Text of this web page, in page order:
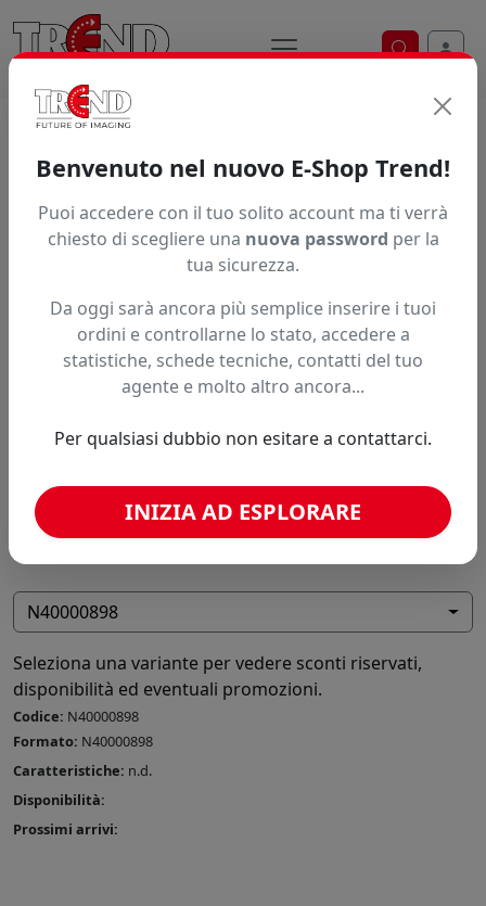
Ricerca
BROTHER T-LOCK
N40000898
Seleziona una variante per vedere sconti riservati,
disponibilità ed eventuali promozioni.
Codice: N40000898
Formato: N40000898
Caratteristiche: n.d.
Disponibilità:
Prossimi arrivi:
Benvenuto nel nuovo E-Shop Trend!
Puoi accedere con il tuo solito account ma ti verrà
chiesto di scegliere una nuova password per la
tua sicurezza.
Da oggi sarà ancora più semplice inserire i tuoi
ordini e controllarne lo stato, accedere a
statistiche, schede tecniche, contatti del tuo
agente e molto altro ancora...
Per qualsiasi dubbio non esitare a contattarci.
INIZIA AD ESPLORARE